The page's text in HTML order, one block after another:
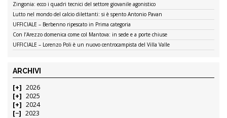
Zingonia: ecco i quadri tecnici del settore giovanile agonistico
Lutto nel mondo del calcio dilettanti: si è spento Antonio Pavan
UFFICIALE – Berbenno ripescato in Prima categoria
Con l’Arezzo domenica come col Mantova: in sede e a porte chiuse
UFFICIALE – Lorenzo Poli è un nuovo centrocampista del Villa Valle
ARCHIVI
2026
2025
2024
2023